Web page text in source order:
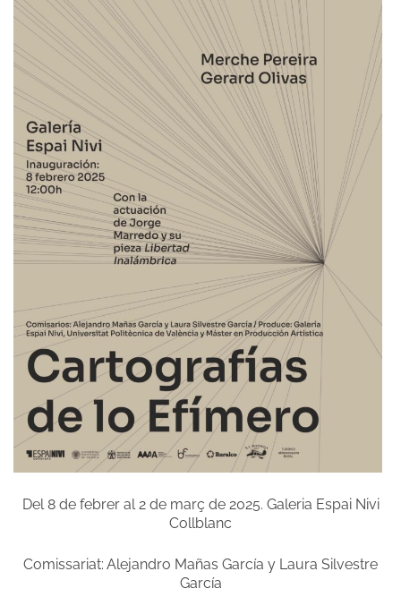
Del 8 de febrer al 2 de març de 2025. Galeria Espai Nivi
Collblanc
Comissariat: Alejandro Mañas García y Laura Silvestre
García